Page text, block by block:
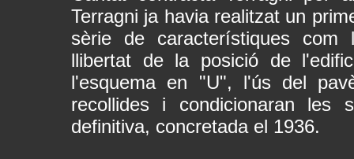
Terragni ja havia realitzat un
sèrie de característiques
llibertat de la posició de
l'esquema en "U", l'ús del
recollides i condicionaran les
definitiva, concretada el 1936.